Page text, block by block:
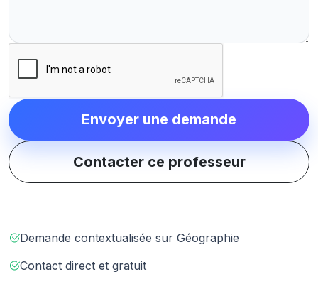
Envoyer une demande
Contacter ce professeur
Demande contextualisée sur Géographie
Contact direct et gratuit